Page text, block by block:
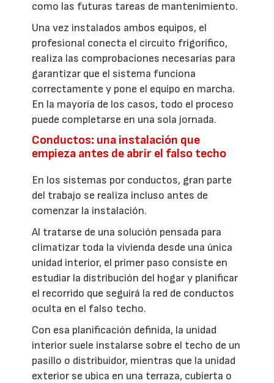
como las futuras tareas de mantenimiento.
Una vez instalados ambos equipos, el
profesional conecta el circuito frigorífico,
realiza las comprobaciones necesarias para
garantizar que el sistema funciona
correctamente y pone el equipo en marcha.
En la mayoría de los casos, todo el proceso
puede completarse en una sola jornada.
Conductos: una instalación que
empieza antes de abrir el falso techo
En los sistemas por conductos, gran parte
del trabajo se realiza incluso antes de
comenzar la instalación.
Al tratarse de una solución pensada para
climatizar toda la vivienda desde una única
unidad interior, el primer paso consiste en
estudiar la distribución del hogar y planificar
el recorrido que seguirá la red de conductos
oculta en el falso techo.
Con esa planificación definida, la unidad
interior suele instalarse sobre el techo de un
pasillo o distribuidor, mientras que la unidad
exterior se ubica en una terraza, cubierta o